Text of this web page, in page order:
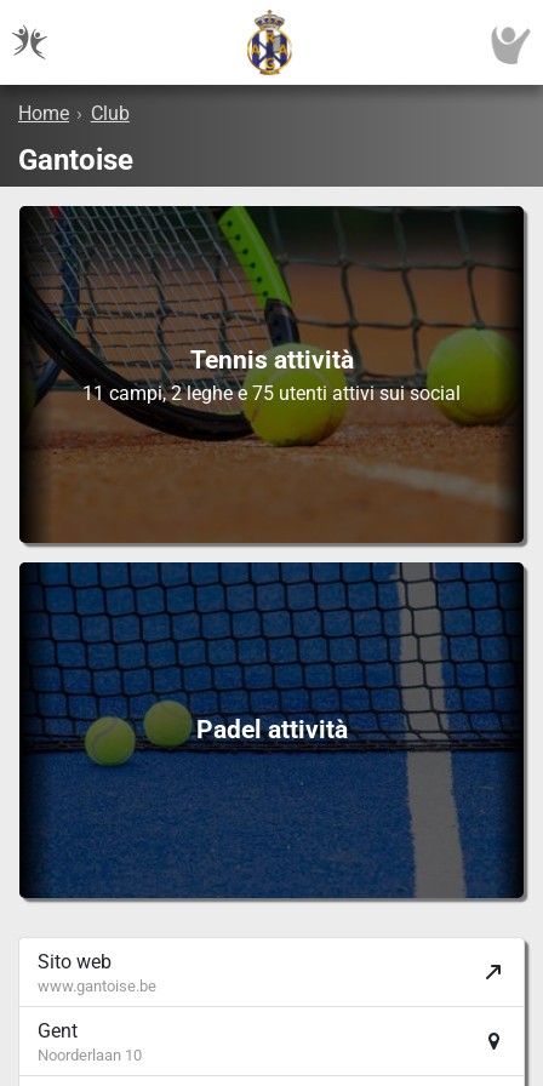
Home › Club
Gantoise
Tennis attività
11 campi, 2 leghe e 75 utenti attivi sui social
Padel attività
Sito web
www.gantoise.be
Gent
Noorderlaan 10